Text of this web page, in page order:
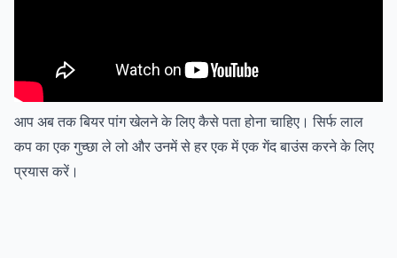
आप अब तक बियर पांग खेलने के लिए कैसे पता होना चाहिए। सिर्फ लाल
कप का एक गुच्छा ले लो और उनमें से हर एक में एक गेंद बाउंस करने के लिए
प्रयास करें।